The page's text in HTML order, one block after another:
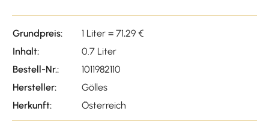
Grundpreis:
1 Liter = 71,29 €
Inhalt:
0.7 Liter
Bestell-Nr.:
1011982110
Hersteller:
Gölles
Herkunft:
Österreich